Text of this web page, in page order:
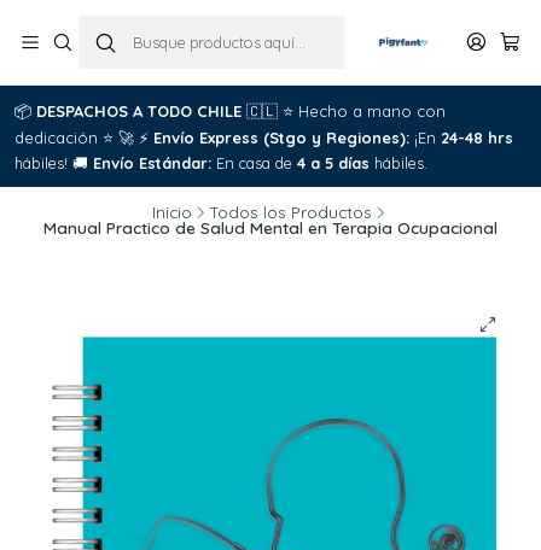
📦 DESPACHOS A TODO CHILE 🇨🇱 ⭐ Hecho a mano con
dedicación ⭐ 🚀 ⚡ Envío Express (Stgo y Regiones): ¡En 24-48 hrs
hábiles! 🚚 Envío Estándar: En casa de 4 a 5 días hábiles.
Inicio Todos los Productos
Manual Practico de Salud Mental en Terapia Ocupacional